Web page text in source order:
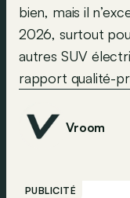
bien, mais il
2026, surtout
autres SUV
rapport qualité-
Vroom
PUBLICITÉ